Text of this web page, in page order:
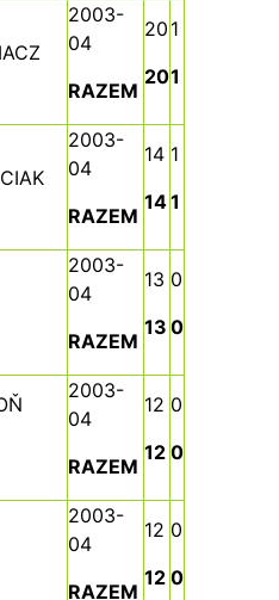
2003-
04
RAZEM
20
20
1
1
2003-
04
RAZEM
14
14
1
1
2003-
04
RAZEM
13
13
0
0
2003-
04
RAZEM
12
12
0
0
2003-
04
RAZEM
12
12
0
0